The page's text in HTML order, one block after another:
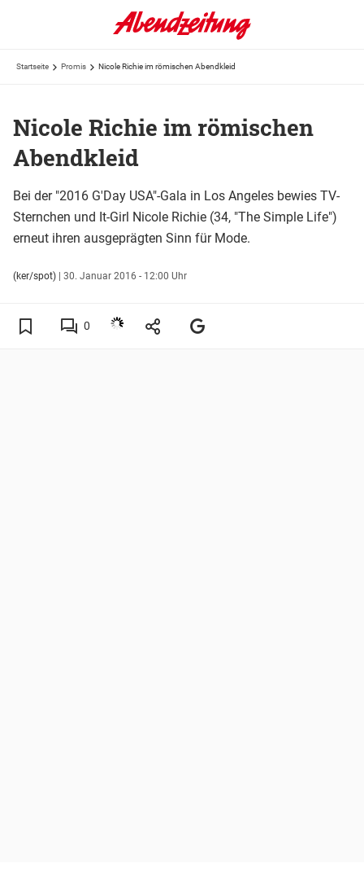
Startseite Promis Nicole Richie im römischen Abendkleid
Nicole Richie im römischen
Abendkleid
Bei der "2016 G'Day USA"-Gala in Los Angeles bewies TV-
Sternchen und It-Girl Nicole Richie (34, "The Simple Life")
erneut ihren ausgeprägten Sinn für Mode.
(ker/spot) | 30. Januar 2016 - 12:00 Uhr
0